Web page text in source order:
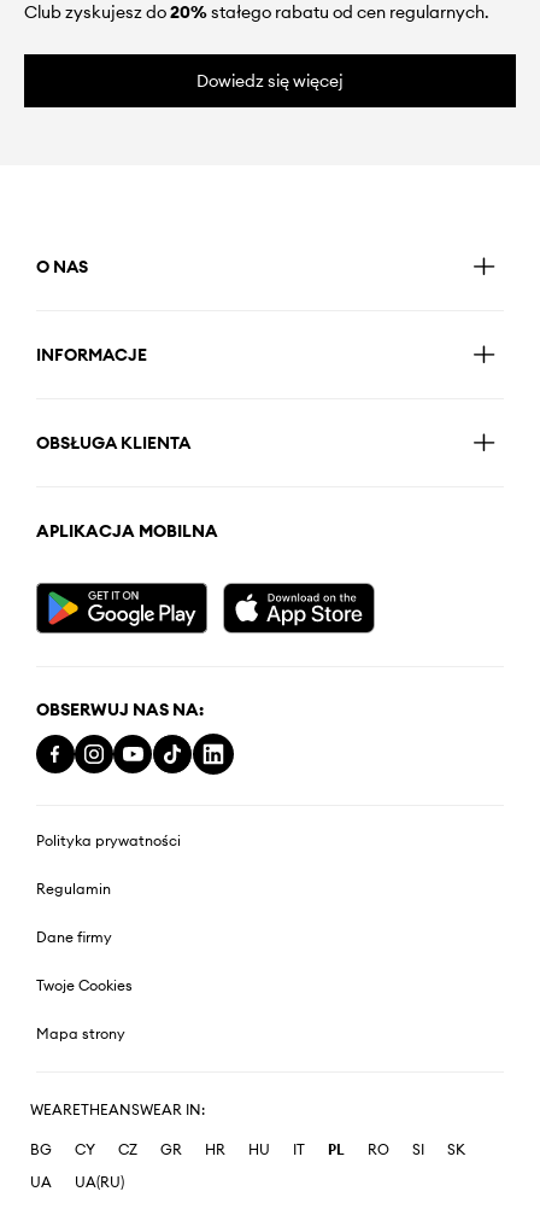
Club zyskujesz do20%stałego rabatu od cen regularnych.
Dowiedz się więcej
O NAS
INFORMACJE
OBSŁUGA KLIENTA
APLIKACJA MOBILNA
OBSERWUJ NAS NA:
Polityka prywatności
Regulamin
Dane firmy
Twoje Cookies
Mapa strony
WEARETHEANSWEAR IN:
BG CY CZ GR HR HU IT PL RO SI
SK
UA
UA(RU)